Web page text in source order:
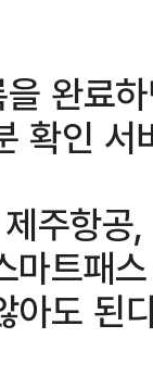
완료
확인 서
주항
마트패
아도 된